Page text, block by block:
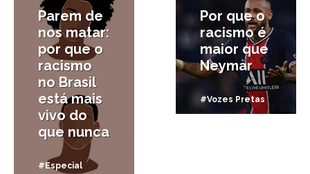
Publicar no X
Parem de
nos matar:
por que o
racismo
no Brasil
está mais
vivo do
que nunca
#Especial
Por que o
racismo é
maior que
Neymar
#Vozes Pretas